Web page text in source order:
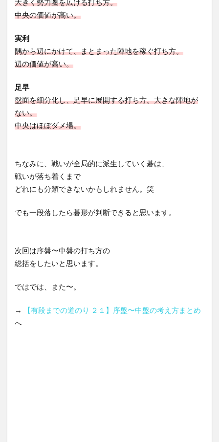
大きく勢力圏を広げる打ち方。
中央の価値が高い。
実利
隅から辺にかけて、まとまった陣地を稼ぐ打ち方。
辺の価値が高い。
足早
盤面を細分化し、足早に展開する打ち方。大きな陣地が
ない。
中央はほぼダメ場。
ちなみに、戦いが全局的に派生していく碁は、
戦いが落ち着くまで
どれにも分類できないかもしれません。笑
でも一段落したら碁形が判断できると思います。
次回は序盤〜中盤の打ち方の
総括をしたいと思います。
ではでは、また〜。
→
【有段までの道のり ２１】序盤〜中盤の考え方まとめ
へ